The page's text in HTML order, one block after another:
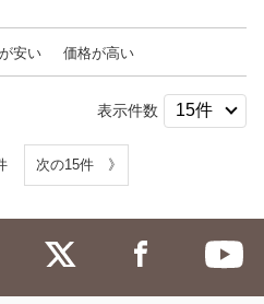
安い 価格が高い
表示件数
次の15件 》